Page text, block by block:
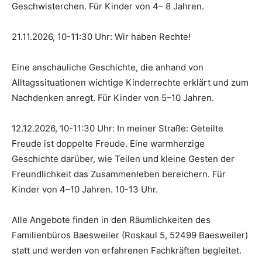
Geschwisterchen. Für Kinder von 4– 8 Jahren.
21.11.2026, 10-11:30 Uhr: Wir haben Rechte!
Eine anschauliche Geschichte, die anhand von
Alltagssituationen wichtige Kinderrechte erklärt und zum
Nachdenken anregt. Für Kinder von 5–10 Jahren.
12.12.2026, 10-11:30 Uhr: In meiner Straße: Geteilte
Freude ist doppelte Freude. Eine warmherzige
Geschichte darüber, wie Teilen und kleine Gesten der
Freundlichkeit das Zusammenleben bereichern. Für
Kinder von 4–10 Jahren. 10-13 Uhr.
Alle Angebote finden in den Räumlichkeiten des
Familienbüros Baesweiler (Roskaul 5, 52499 Baesweiler)
statt und werden von erfahrenen Fachkräften begleitet.